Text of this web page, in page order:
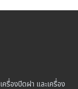
รื่องปิดฝา และเครื่อง